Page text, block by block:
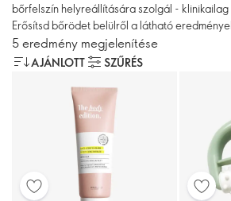
bőrfelszín helyreállítására szolgál -
Erősítsd bőrödet belülről a látható
5 eredmény megjelenítése
AJÁNLOTT SZŰRÉS